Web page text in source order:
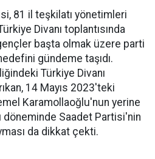
81 il teşkilatı yönetimleri
Divanı toplantısında
başta olmak üzere parti
gündeme taşıdı.
Türkiye Divanı
14 Mayıs 2023'teki
Karamollaoğlu'nun yerine
döneminde Saadet Partisi'nin
da dikkat çekti.